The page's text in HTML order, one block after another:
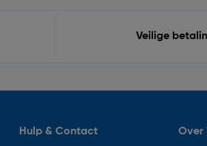
Veilige
Hulp & Contact Over